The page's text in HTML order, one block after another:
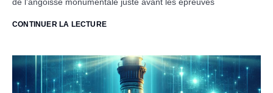
CONTINUER LA LECTURE